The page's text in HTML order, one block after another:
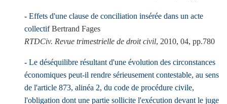
Effets d'une clause de conciliation insérée dans un acte
collectif Bertrand Fages
RTDCiv. Revue trimestrielle de droit civil, 2010, 04, pp.780
Le déséquilibre résultant d'une évolution des circonstances
économiques peut-il rendre sérieusement contestable, au sens
de l'article 873, alinéa 2, du code de procédure civile,
l'obligation dont une partie sollicite l'exécution devant le juge